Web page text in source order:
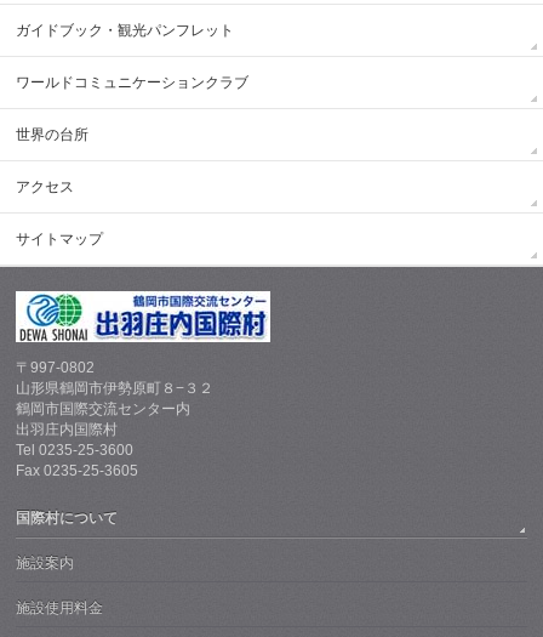
ガイドブック・観光パンフレット
ワールドコミュニケーションクラブ
世界の台所
アクセス
サイトマップ
〒997-0802
山形県鶴岡市伊勢原町８−３２
鶴岡市国際交流センター内
出羽庄内国際村
Tel 0235-25-3600
Fax 0235-25-3605
国際村について
施設案内
施設使用料金